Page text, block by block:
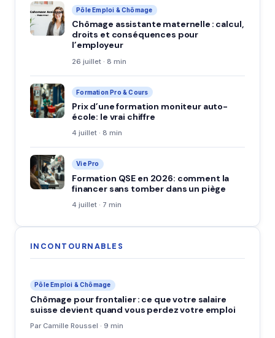
Pôle Emploi & Chômage
Chômage assistante maternelle : calcul,
droits et conséquences pour
l’employeur
26 juillet · 8 min
Formation Pro & Cours
Prix d’une formation moniteur auto-
école: le vrai chiffre
4 juillet · 8 min
Vie Pro
Formation QSE en 2026: comment la
financer sans tomber dans un piège
4 juillet · 7 min
INCONTOURNABLES
Pôle Emploi & Chômage
Chômage pour frontalier : ce que votre salaire
suisse devient quand vous perdez votre emploi
Par Camille Roussel · 9 min